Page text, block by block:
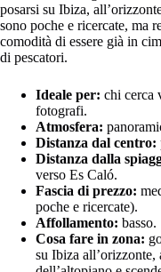
posarsi su Ibiza,
sono poche e ricercate, ma
comodità di essere già in
di pescatori.
Ideale per: chi cerca
fotografi.
Atmosfera:
Distanza dal centro:
Distanza dalla
verso Es Caló.
Fascia di prezzo:
poche e ricercate).
Affollamento: basso.
Cosa fare in zona:
su Ibiza